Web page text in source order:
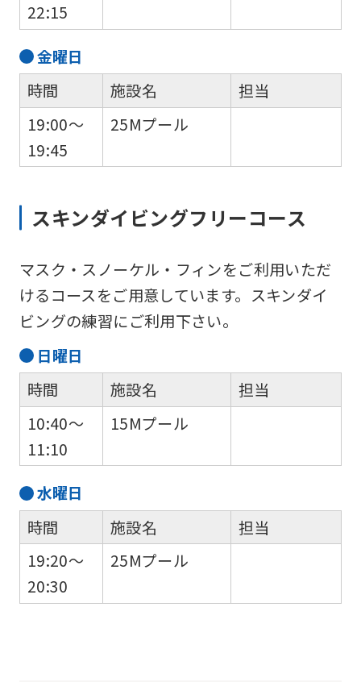
22:15
金曜日
時間
19:00～
19:45
施設名
25Mプール
担当
スキンダイビングフリーコース
マスク・スノーケル・フィンをご利用いただ
けるコースをご用意しています。スキンダイ
ビングの練習にご利用下さい。
日曜日
時間
10:40～
11:10
施設名
15Mプール
担当
水曜日
時間
19:20～
20:30
施設名
25Mプール
担当
translated
English.
Click
the
link
(start
translation)
to
return
the
page.
if
an
translation